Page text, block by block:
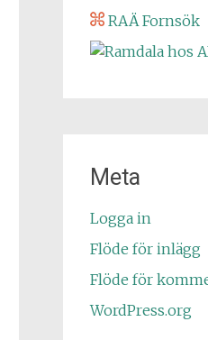
RAÄ Fornsök
Meta
Logga in
Flöde för inlägg
Flöde för
WordPress.org